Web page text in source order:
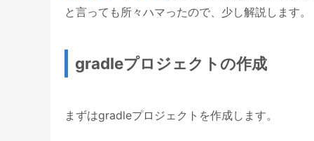
と言っても所々ハマったので、少し解説します。
gradleプロジェクトの作成
まずはgradleプロジェクトを作成します。